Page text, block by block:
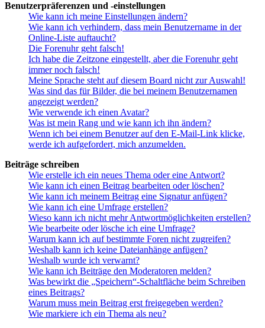
Benutzerpräferenzen und -einstellungen
Wie kann ich meine Einstellungen ändern?
Wie kann ich verhindern, dass mein Benutzername in der
Online-Liste auftaucht?
Die Forenuhr geht falsch!
Ich habe die Zeitzone eingestellt, aber die Forenuhr geht
immer noch falsch!
Meine Sprache steht auf diesem Board nicht zur Auswahl!
Was sind das für Bilder, die bei meinem Benutzernamen
angezeigt werden?
Wie verwende ich einen Avatar?
Was ist mein Rang und wie kann ich ihn ändern?
Wenn ich bei einem Benutzer auf den E-Mail-Link klicke,
werde ich aufgefordert, mich anzumelden.
Beiträge schreiben
Wie erstelle ich ein neues Thema oder eine Antwort?
Wie kann ich einen Beitrag bearbeiten oder löschen?
Wie kann ich meinem Beitrag eine Signatur anfügen?
Wie kann ich eine Umfrage erstellen?
Wieso kann ich nicht mehr Antwortmöglichkeiten erstellen?
Wie bearbeite oder lösche ich eine Umfrage?
Warum kann ich auf bestimmte Foren nicht zugreifen?
Weshalb kann ich keine Dateianhänge anfügen?
Weshalb wurde ich verwarnt?
Wie kann ich Beiträge den Moderatoren melden?
Was bewirkt die „Speichern“-Schaltfläche beim Schreiben
eines Beitrags?
Warum muss mein Beitrag erst freigegeben werden?
Wie markiere ich ein Thema als neu?